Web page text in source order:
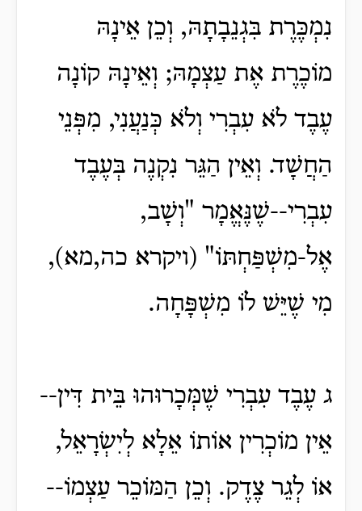
נִמְכֶּרֶת בִּגְנֵבָתָהּ, וְכֵן אֵינָהּ
מוֹכֶרֶת אֶת עַצְמָהּ; וְאֵינָהּ קוֹנָה
עֶבֶד לֹא עִבְרִי וְלֹא כְּנַעֲנִי, מִפְּנֵי
הַחֲשָׁד. וְאֵין הַגֵּר נִקְנֶה בְּעֶבֶד
עִבְרִי--שֶׁנֶּאֱמָר "וְשָׁב,
אֶל-מִשְׁפַּחְתּוֹ" (ויקרא כה,מא),
מִי שֶׁיֵּשׁ לוֹ מִשְׁפָּחָה.
ג עֶבֶד עִבְרִי שֶׁמְּכָרוּהוּ בֵּית דִּין--
אֵין מוֹכְרִין אוֹתוֹ אֵלָא לְיִשְׂרָאֵל,
אוֹ לְגֵר צֶדֶק. וְכֵן הַמּוֹכֵר עַצְמוֹ--